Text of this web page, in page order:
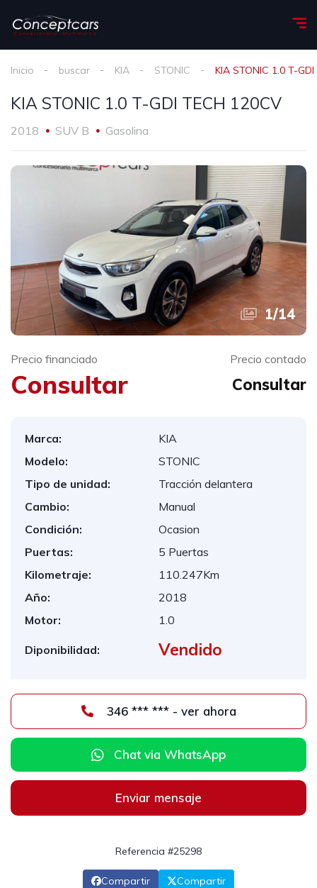
Inicio buscar KIA STONIC KIA STONIC 1.0 T-
KIA STONIC 1.0 T-GDI TECH 120CV
2018 SUV B Gasolina
1/14
Precio financiado
Consultar
Precio contado
Consultar
Marca:
KIA
Modelo:
STONIC
Tipo de unidad:
Tracción delantera
Cambio:
Manual
Condición:
Ocasion
Puertas:
5 Puertas
Kilometraje:
110.247Km
Año:
2018
Motor:
1.0
Diponibilidad: Vendido
346 *** *** - ver ahora
Chat via WhatsApp
Enviar mensaje
Referencia #25298
Compartir Compartir